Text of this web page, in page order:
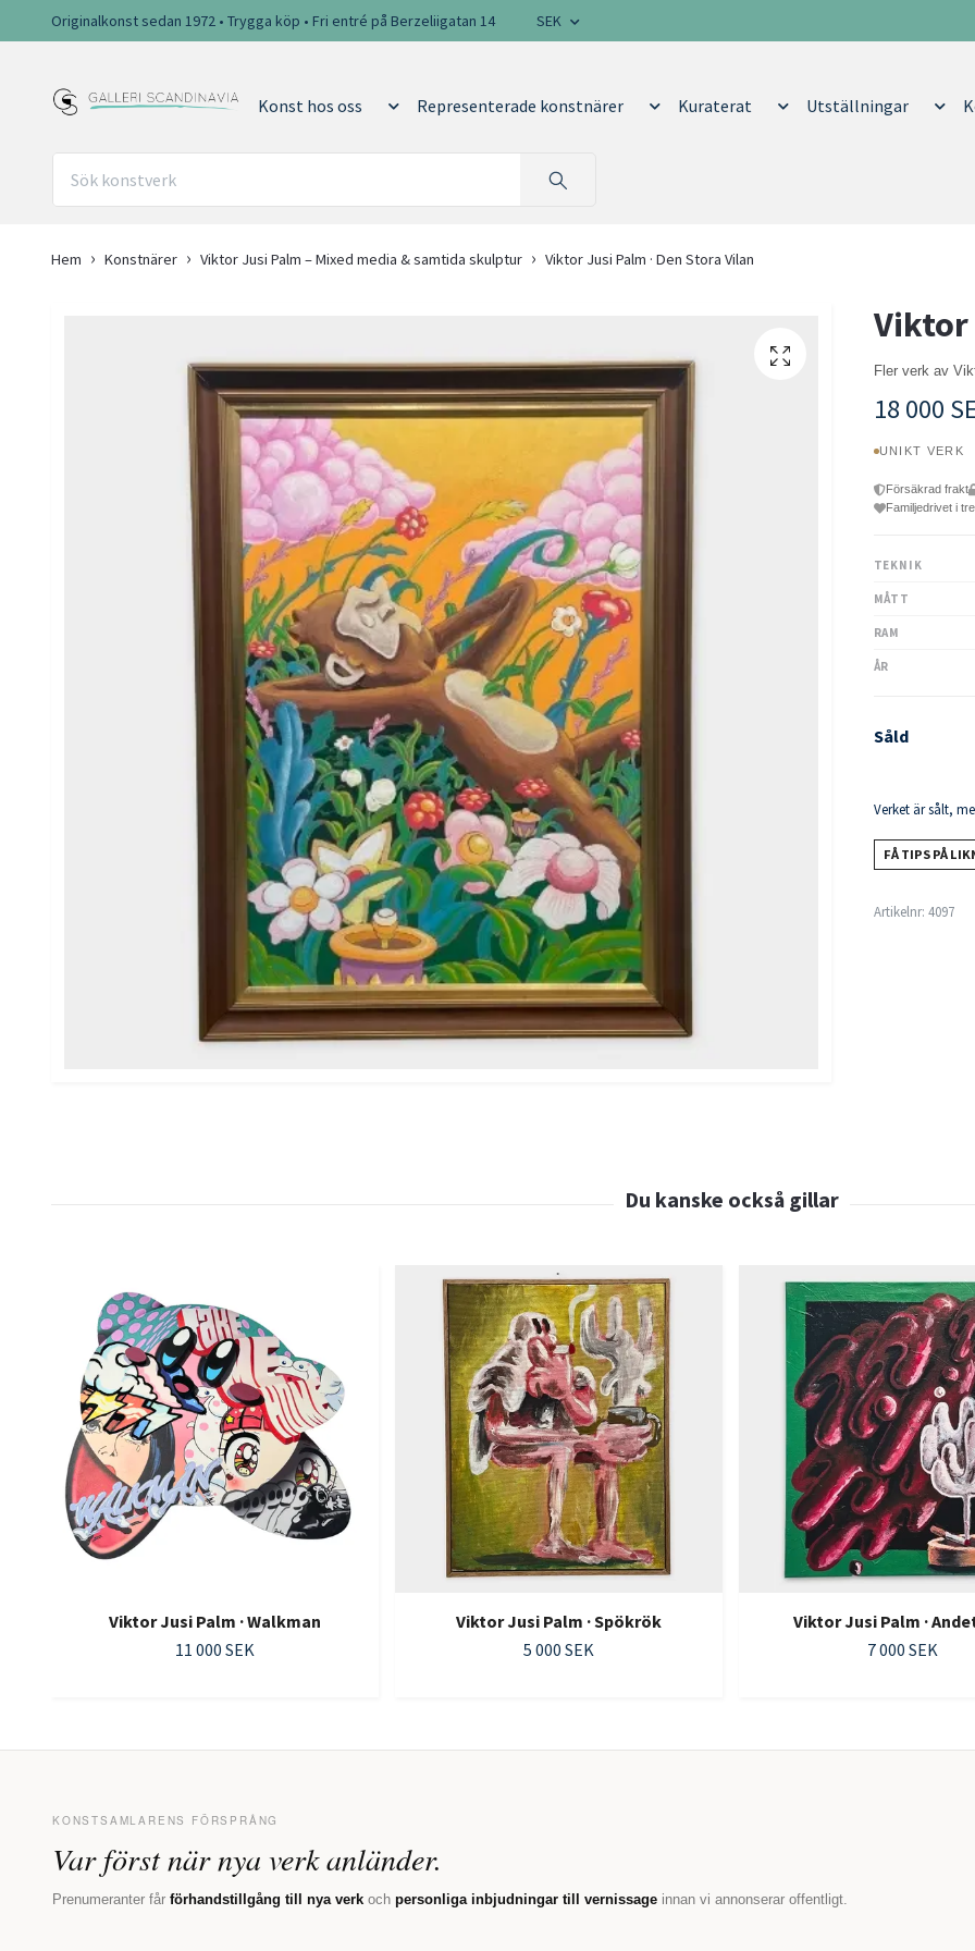
Originalkonst sedan 1972 • Trygga köp • Fri entré på Berzeliigatan 14 SEK
Konst hos oss Representerade konstnärer Kuraterat Utställningar
Hem Konstnärer Viktor Jusi Palm – Mixed media & samtida skulptur Viktor Jusi Palm · Den Stora Vilan
Viktor
Fler verk av
18 000
UNIKT VERK
Försäkrad frakt
Familjedrivet i
TEKNIK
MÅTT
RAM
ÅR
Såld
Verket är sålt,
FÅ TIPS PÅ
Artikelnr: 4097
Viktor Jusi Palm · Walkman
11 000 SEK
Viktor Jusi Palm · Spökrök
5 000 SEK
Viktor Jusi Palm ·
7 000 SEK
KONSTSAMLARENS FÖRSPRÅNG
Var först när nya verk anländer.
Prenumeranter får förhandstillgång till nya verk och personliga inbjudningar till vernissage innan vi annonserar offentligt.